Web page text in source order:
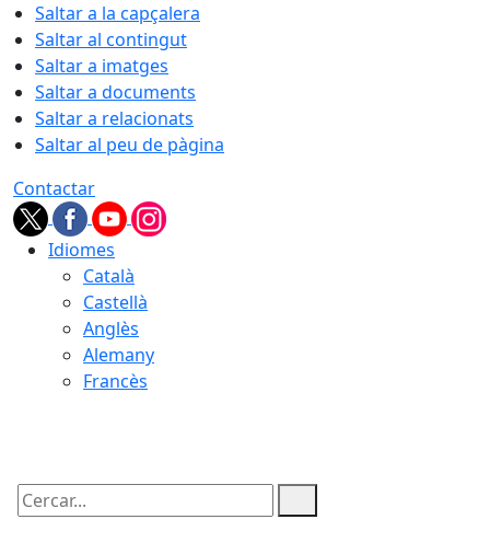
Saltar a la capçalera
Saltar al contingut
Saltar a imatges
Saltar a documents
Saltar a relacionats
Saltar al peu de pàgina
Contactar
Idiomes
Català
Castellà
Anglès
Alemany
Francès
Cercar: